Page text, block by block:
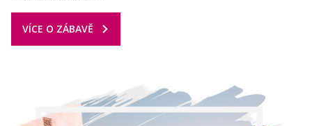
VÍCE O ZÁBAVĚ